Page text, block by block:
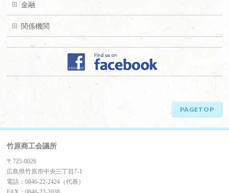
金融
関係機関
PAGETOP
竹原商工会議所
〒725-0026
広島県竹原市中央三丁目7-1
電話：0846-22-2424（代表）